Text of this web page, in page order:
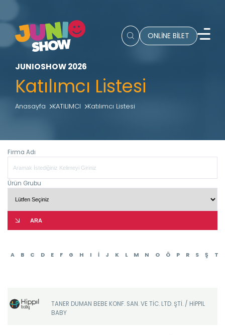
ONLİNE BİLET
JUNIOSHOW 2026
Katılımcı Listesi
Anasayfa KATILIMCI Katılımcı Listesi
Firma Adı
Ürün Grubu
ARA
A B C D E F G H I İ J K L M N O Ö P R S Ş T
TANER DUMAN BEBE KONF. SAN. VE TİC. LTD. ŞTİ. / HİPPIL
BABY